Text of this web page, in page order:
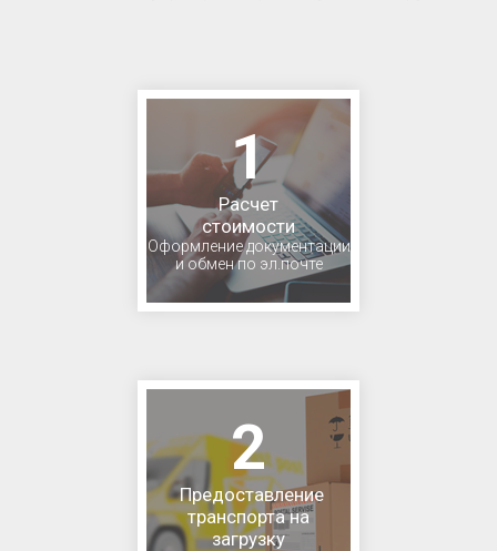
1
Расчет
стоимости
Оформление документации
и обмен по эл.почте
2
Предоставление
транспорта на
загрузку